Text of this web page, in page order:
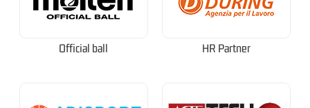
Official ball HR Partner